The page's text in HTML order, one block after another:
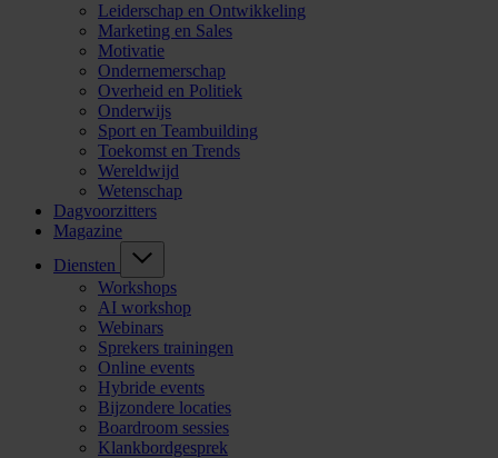
Leiderschap en Ontwikkeling
Marketing en Sales
Motivatie
Ondernemerschap
Overheid en Politiek
Onderwijs
Sport en Teambuilding
Toekomst en Trends
Wereldwijd
Wetenschap
Dagvoorzitters
Magazine
Diensten
Workshops
AI workshop
Webinars
Sprekers trainingen
Online events
Hybride events
Bijzondere locaties
Boardroom sessies
Klankbordgesprek